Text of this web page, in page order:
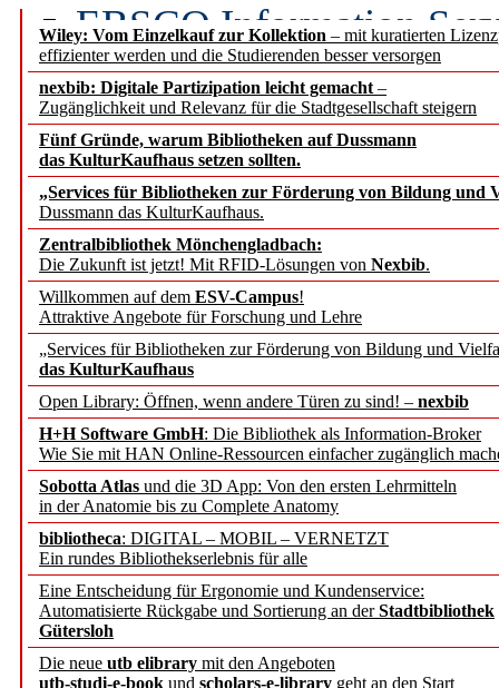
Wiley: Vom Einzelkauf zur Kollektion – mit kuratierten
effizienter werden und die Studierenden besser versorgen
nexbib: Digitale Partizipation leicht gemacht –
Zugänglichkeit und Relevanz für die Stadtgesellschaft steigern
Fünf Gründe, warum Bibliotheken auf Dussmann
das KulturKaufhaus setzen sollten.
„Services für Bibliotheken zur Förderung von Bildung und
Dussmann das KulturKaufhaus.
Zentralbibliothek Mönchengladbach:
Die Zukunft ist jetzt! Mit RFID-Lösungen von Nexbib.
Willkommen auf dem ESV-Campus!
Attraktive Angebote für Forschung und Lehre
„Services für Bibliotheken zur Förderung von Bildung und
das KulturKaufhaus
Open Library: Öffnen, wenn andere Türen zu sind! – nexbib
H+H Software GmbH: Die Bibliothek als Information-Broker
Wie Sie mit HAN Online-Ressourcen einfacher zugänglich
Sobotta Atlas und die 3D App: Von den ersten Lehrmitteln
in der Anatomie bis zu Complete Anatomy
bibliotheca: DIGITAL – MOBIL – VERNETZT
Ein rundes Bibliothekserlebnis für alle
Eine Entscheidung für Ergonomie und Kundenservice:
Automatisierte Rückgabe und Sortierung an derStadtbibliothek
Gütersloh
Die neue utb elibrary mit den Angeboten
utb-studi-e-book und scholars-e-library geht an den Start
EBSCO Information
Recherchefunktionen in
Sorbisches Institut neu
Geschichte und
Künstliche Intelligenz
besser zu verstehen
„Leitbegriffe der
des BIÖG erscheinen
jedem Experiment
DFG setzt Förderung
FAIRmat fort
Bayerns digitale